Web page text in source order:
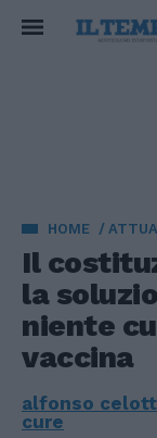
HOME
Il
la
niente
vaccina
alfonso
cure